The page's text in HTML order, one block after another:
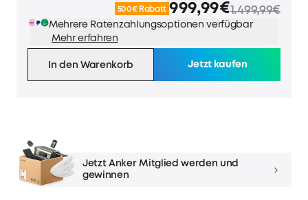
500€ Rabatt 999,99€1.499,99€
Mehrere Ratenzahlungsoptionen verfügbar
Mehr erfahren
In den Warenkorb Jetzt kaufen
Jetzt Anker Mitglied werden und
gewinnen